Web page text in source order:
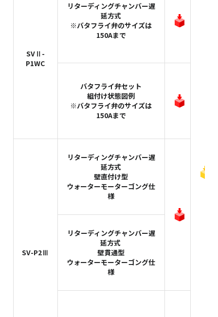
SVⅡ-
P1WC
リターディングチャンバー遅
延方式
※バタフライ弁のサイズは
150Aまで
バタフライ弁セット
組付け状態図例
※バタフライ弁のサイズは
150Aまで
SV-P2Ⅲ
リターディングチャンバー遅
延方式
壁直付け型
ウォーターモーターゴング仕
様
リターディングチャンバー遅
延方式
壁貫通型
ウォーターモーターゴング仕
様